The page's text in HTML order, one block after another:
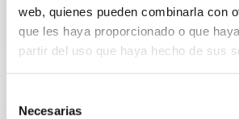
web, quienes pueden combinarla con
que les haya proporcionado o que
partir del uso que haya hecho de sus
Necesarias
Mallette De Transport Kit Avec
10/TRHS-E3410
140,00 €Prix